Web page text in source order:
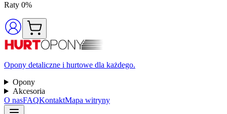
Raty 0%
Opony detaliczne i hurtowe dla każdego.
Opony
Akcesoria
O nasFAQKontaktMapa witryny